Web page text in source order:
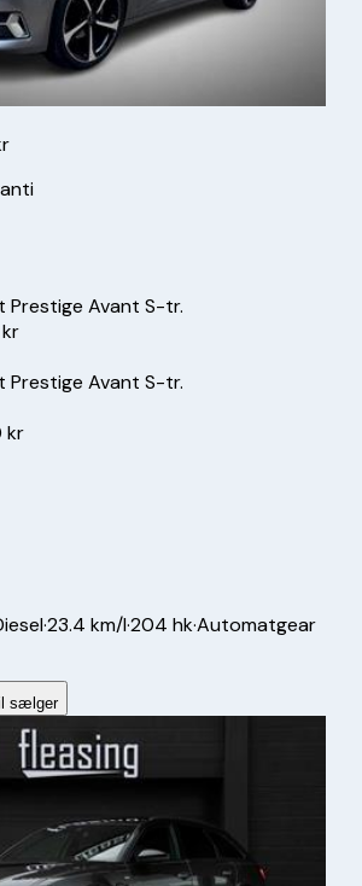
Prestige Avant S-tr.
Prestige Avant S-tr.
kr
·23.4 km/l·204 hk·Automatgear
sælger